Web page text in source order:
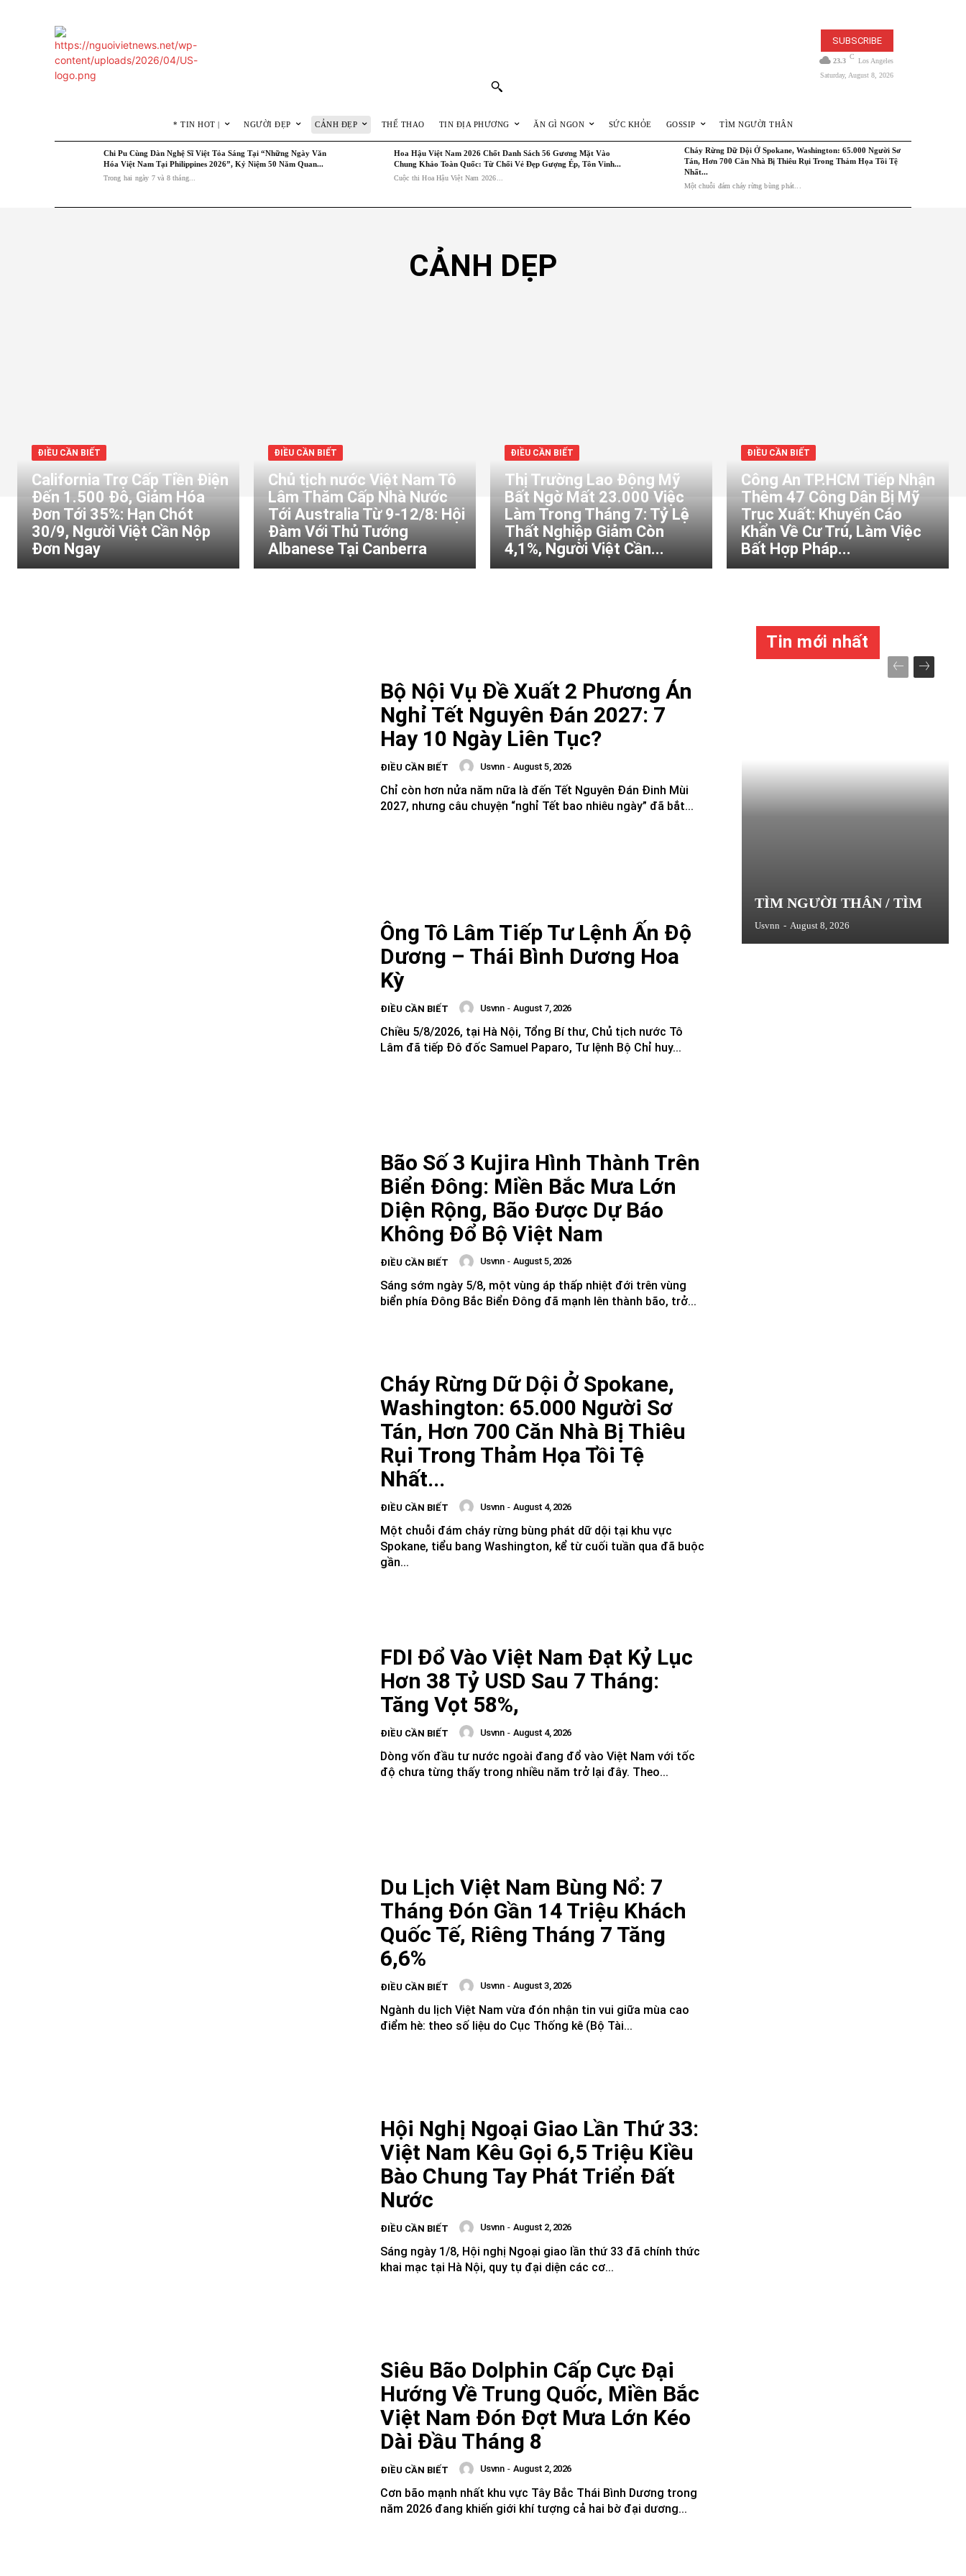
SUBSCRIBE
23.3
C
Los Angeles
Saturday, August 8, 2026
* TIN HOT | NGƯỜI ĐẸP CẢNH ĐẸP THỂ THAO TIN ĐỊA PHƯƠNG ĂN GÌ NGON SỨC KHỎE GOSSIP TÌM NGƯỜI THÂN
Chi Pu Cùng Dàn Nghệ Sĩ Việt Tỏa Sáng Tại “Những Ngày Văn
Hóa Việt Nam Tại Philippines 2026”, Kỷ Niệm 50 Năm Quan...
Trong hai ngày 7 và 8 tháng...
Hoa Hậu Việt Nam 2026 Chốt Danh Sách 56 Gương Mặt Vào
Chung Khảo Toàn Quốc: Từ Chối Vẻ Đẹp Gượng Ép, Tôn Vinh...
Cuộc thi Hoa Hậu Việt Nam 2026...
Cháy Rừng Dữ Dội Ở Spokane, Washington: 65.000 Người Sơ
Tán, Hơn 700 Căn Nhà Bị Thiêu Rụi Trong Thảm Họa Tồi Tệ
Nhất...
Một chuỗi đám cháy rừng bùng phát...
CẢNH DẸP
ĐIỀU CẦN BIẾT
California Trợ Cấp Tiền Điện
Đến 1.500 Đô, Giảm Hóa
Đơn Tới 35%: Hạn Chót
30/9, Người Việt Cần Nộp
Đơn Ngay
ĐIỀU CẦN BIẾT
Chủ tịch nước Việt Nam Tô
Lâm Thăm Cấp Nhà Nước
Tới Australia Từ 9-12/8: Hội
Đàm Với Thủ Tướng
Albanese Tại Canberra
ĐIỀU CẦN BIẾT
Thị Trường Lao Động Mỹ
Bất Ngờ Mất 23.000 Việc
Làm Trong Tháng 7: Tỷ Lệ
Thất Nghiệp Giảm Còn
4,1%, Người Việt Cần...
ĐIỀU CẦN BIẾT
Công An TP.HCM Tiếp Nhận
Thêm 47 Công Dân Bị Mỹ
Trục Xuất: Khuyến Cáo
Khẩn Về Cư Trú, Làm Việc
Bất Hợp Pháp...
Bộ Nội Vụ Đề Xuất 2 Phương Án
Nghỉ Tết Nguyên Đán 2027: 7
Hay 10 Ngày Liên Tục?
ĐIỀU CẦN BIẾT Usvnn - August 5, 2026
Chỉ còn hơn nửa năm nữa là đến Tết Nguyên Đán Đinh Mùi
2027, nhưng câu chuyện “nghỉ Tết bao nhiêu ngày” đã bắt...
Ông Tô Lâm Tiếp Tư Lệnh Ấn Độ
Dương – Thái Bình Dương Hoa
Kỳ
ĐIỀU CẦN BIẾT Usvnn - August 7, 2026
Chiều 5/8/2026, tại Hà Nội, Tổng Bí thư, Chủ tịch nước Tô
Lâm đã tiếp Đô đốc Samuel Paparo, Tư lệnh Bộ Chỉ huy...
Bão Số 3 Kujira Hình Thành Trên
Biển Đông: Miền Bắc Mưa Lớn
Diện Rộng, Bão Được Dự Báo
Không Đổ Bộ Việt Nam
ĐIỀU CẦN BIẾT Usvnn - August 5, 2026
Sáng sớm ngày 5/8, một vùng áp thấp nhiệt đới trên vùng
biển phía Đông Bắc Biển Đông đã mạnh lên thành bão, trở...
Cháy Rừng Dữ Dội Ở Spokane,
Washington: 65.000 Người Sơ
Tán, Hơn 700 Căn Nhà Bị Thiêu
Rụi Trong Thảm Họa Tồi Tệ
Nhất...
ĐIỀU CẦN BIẾT Usvnn - August 4, 2026
Một chuỗi đám cháy rừng bùng phát dữ dội tại khu vực
Spokane, tiểu bang Washington, kể từ cuối tuần qua đã buộc
gần...
FDI Đổ Vào Việt Nam Đạt Kỷ Lục
Hơn 38 Tỷ USD Sau 7 Tháng:
Tăng Vọt 58%,
ĐIỀU CẦN BIẾT Usvnn - August 4, 2026
Dòng vốn đầu tư nước ngoài đang đổ vào Việt Nam với tốc
độ chưa từng thấy trong nhiều năm trở lại đây. Theo...
Du Lịch Việt Nam Bùng Nổ: 7
Tháng Đón Gần 14 Triệu Khách
Quốc Tế, Riêng Tháng 7 Tăng
6,6%
ĐIỀU CẦN BIẾT Usvnn - August 3, 2026
Ngành du lịch Việt Nam vừa đón nhận tin vui giữa mùa cao
điểm hè: theo số liệu do Cục Thống kê (Bộ Tài...
Hội Nghị Ngoại Giao Lần Thứ 33:
Việt Nam Kêu Gọi 6,5 Triệu Kiều
Bào Chung Tay Phát Triển Đất
Nước
ĐIỀU CẦN BIẾT Usvnn - August 2, 2026
Sáng ngày 1/8, Hội nghị Ngoại giao lần thứ 33 đã chính thức
khai mạc tại Hà Nội, quy tụ đại diện các cơ...
Siêu Bão Dolphin Cấp Cực Đại
Hướng Về Trung Quốc, Miền Bắc
Việt Nam Đón Đợt Mưa Lớn Kéo
Dài Đầu Tháng 8
ĐIỀU CẦN BIẾT Usvnn - August 2, 2026
Cơn bão mạnh nhất khu vực Tây Bắc Thái Bình Dương trong
năm 2026 đang khiến giới khí tượng cả hai bờ đại dương...
Tin mới nhất
TÌM NGƯỜI THÂN / TÌM
Usvnn - August 8, 2026